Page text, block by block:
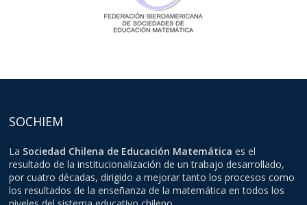
SOCHIEM
La Sociedad Chilena de Educación Matemática es el
resultado de la institucionalización de un trabajo desarrollado,
por cuatro décadas, dirigido a mejorar tanto los procesos como
los resultados de la enseñanza de la matemática en todos los